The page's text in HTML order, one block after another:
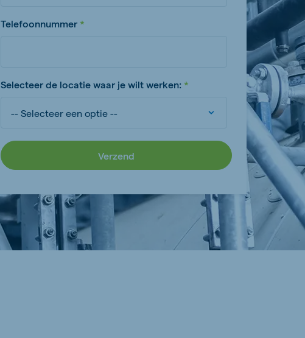
Telefoonnummer
Selecteer de locatie waar je wilt werken:
Verzend